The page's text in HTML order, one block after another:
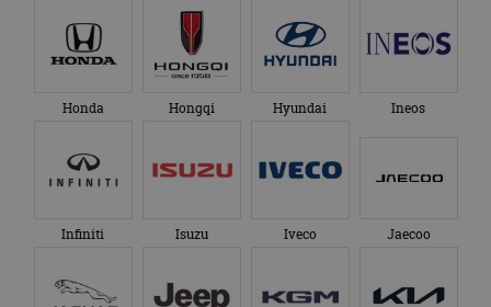
Honda Hongqi Hyundai Ineos
Infiniti Isuzu Iveco Jaecoo